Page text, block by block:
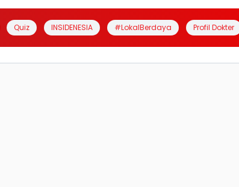
Quiz INSIDENESIA #LokalBerdaya Profil Dokter